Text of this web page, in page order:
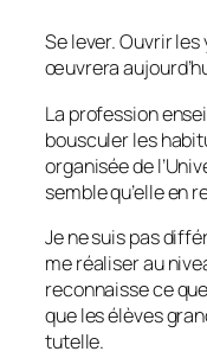
Se lever. Ouvrir
œuvrera
La profession
bousculer les
organisée de
semble qu’elle en
Je ne suis pas
me réaliser au
reconnaisse ce
que les élèves
tutelle.